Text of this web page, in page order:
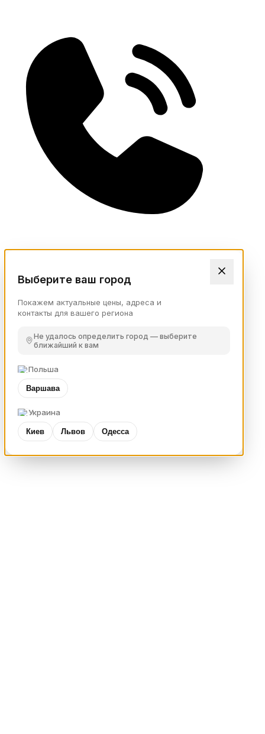
Выберите ваш город
Покажем актуальные цены, адреса и
контакты для вашего региона
Не удалось определить город — выберите
ближайший к вам
Польша
Варшава
Украина
Киев Львов Одесса